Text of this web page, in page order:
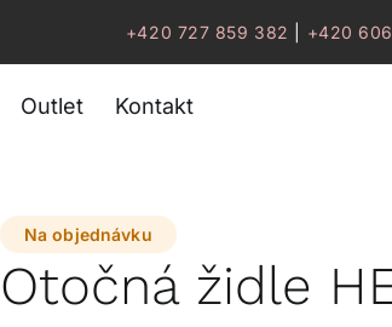
+420 727 859 382 +420
Outlet Kontakt
Na objednávku
Otočná židle